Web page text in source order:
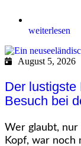
weiterlesen
August 5, 2026
Der lustigste
Besuch bei
Wer glaubt,
Kopf, war noch